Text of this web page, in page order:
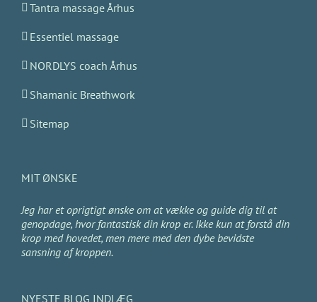
Tantra massage Århus
Essentiel massage
NORDLYS coach Århus
Shamanic Breathwork
Sitemap
MIT ØNSKE
Jeg har et oprigtigt ønske om at vække og guide dig til at
genopdage, hvor fantastisk din krop er. Ikke kun at forstå din
krop med hovedet, men mere med den dybe bevidste
sansning af kroppen.
NYESTE BLOG INDLÆG